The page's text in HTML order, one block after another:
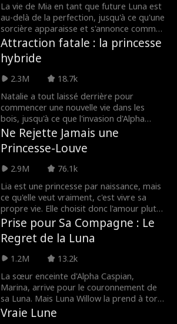
La vie de Mia en tant que future Luna est
au-delà de la perfection, jusqu'à ce qu'une
sorcière apparaisse et s'annonce comme
le compagnon de l'alpha. Trahi par toute
sa famille, sans le sou, sans pack et
enceinte, Mia rencontre un autre alpha
qui prétend être son seul véritable amour.
Peut-elle faire confiance à cet étranger
mystérieux? Ou est-elle un pion dans un
jeu dangereux?
Attraction fatale : la princesse
hybride
2.3M
18.7k
Natalie a tout laissé derrière pour
commencer une nouvelle vie dans les
bois, jusqu'à ce que l'invasion d'Alpha
Jayce entraîne la mort de ses deux
parents. À son retour, Natalie apprend
que ce nouvel alpha n'est pas qui il
semblait, et tout ce qu'elle savait d'elle-
même a été un mensonge. Peut-elle faire
confiance à cet étranger dangereux alors
qu'elle ne peut même pas faire confiance?
Ne Rejette Jamais une
Princesse-Louve
2.9M
76.1k
Lia est une princesse par naissance, mais
ce qu'elle veut vraiment, c'est vivre sa
propre vie. Elle choisit donc l'amour plutôt
que le devoir, mais elle est trahie et
rejetée par son compagnon. Cependant,
elle n'est pas du genre à se laisser
abattre bien longtemps. Lorsqu'elle se lie
de façon inattendue à un nouveau
compagnon qui a ses propres secrets, Lia
est propulsée dans un monde de pouvoir,
de tromperie et de seconde chance.
Désormais, elle n'a plus envie de se plier
aux règles. Il est temps de récupérer son
Prise pour Sa Compagne : Le
Regret de la Luna
1.2M
13.2k
La sœur enceinte d'Alpha Caspian,
Marina, arrive pour le couronnement de
sa Luna. Mais Luna Willow la prend à tort
pour une maîtresse rebelle. Folle de
Vraie Lune